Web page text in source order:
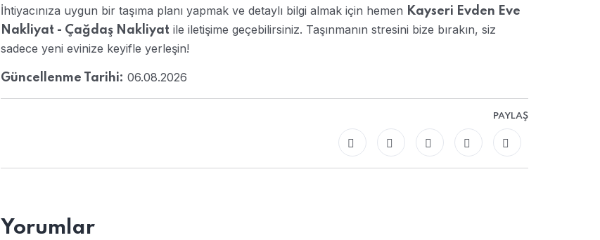
İhtiyacınıza uygun bir taşıma planı yapmak ve detaylı bilgi almak için hemen Kayseri Evden Eve
Nakliyat - Çağdaş Nakliyat ile iletişime geçebilirsiniz. Taşınmanın stresini bize bırakın, siz
sadece yeni evinize keyifle yerleşin!
Güncellenme Tarihi: 06.08.2026
PAYLAŞ
Yorumlar